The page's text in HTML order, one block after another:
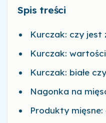
Spis treści
Kurczak: czy jest
Kurczak:
Kurczak: białe
Nagonka na
Produkty mięsne: